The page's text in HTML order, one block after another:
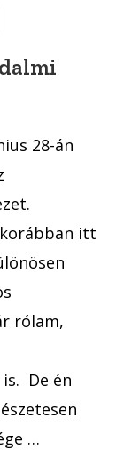
28-án
itt
rólam,
De én
…